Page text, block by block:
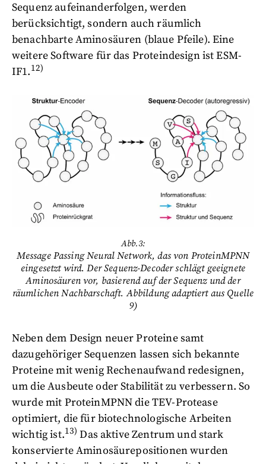
Sequenz aufeinanderfolgen, werden
berücksichtigt, sondern auch räumlich
benachbarte Aminosäuren (blaue Pfeile). Eine
weitere Software für das Proteindesign ist ESM-
IF1.12)
Abb.3:
Message Passing Neural Network, das von ProteinMPNN
eingesetzt wird. Der Sequenz-Decoder schlägt geeignete
Aminosäuren vor, basierend auf der Sequenz und der
räumlichen Nachbarschaft. Abbildung adaptiert aus Quelle
9)
Neben dem Design neuer Proteine samt
dazugehöriger Sequenzen lassen sich bekannte
Proteine mit wenig Rechenaufwand redesignen,
um die Ausbeute oder Stabilität zu verbessern. So
wurde mit ProteinMPNN die TEV-Protease
optimiert, die für biotechnologische Arbeiten
wichtig ist.13) Das aktive Zentrum und stark
konservierte Aminosäurepositionen wurden